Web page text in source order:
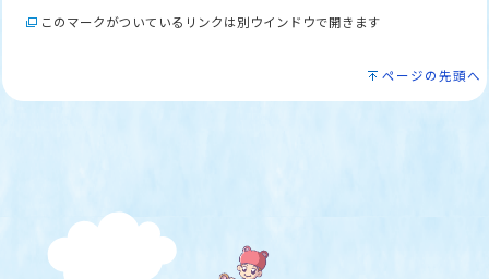
このマークがついているリンクは別ウインドウで開きます
ページの先頭へ